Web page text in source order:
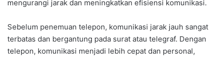
mengurangi jarak dan meningkatkan efisiensi komunikasi.
Sebelum penemuan telepon, komunikasi jarak jauh sangat
terbatas dan bergantung pada surat atau telegraf. Dengan
telepon, komunikasi menjadi lebih cepat dan personal,